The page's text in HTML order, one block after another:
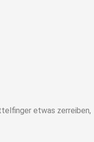
etwas zerreiben,